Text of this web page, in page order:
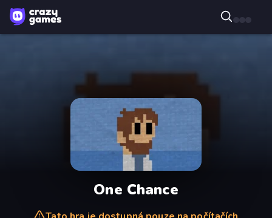
One Chance